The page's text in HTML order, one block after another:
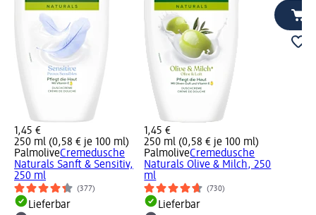
1,45 €
250 ml (0,58 € je 100 ml)
PalmoliveCremedusche
Naturals Sanft & Sensitiv,
250 ml
(377)
Lieferbar
1,45 €
250 ml (0,58 € je 100 ml)
PalmoliveCremedusche
Naturals Olive & Milch, 250
ml
(730)
Lieferbar